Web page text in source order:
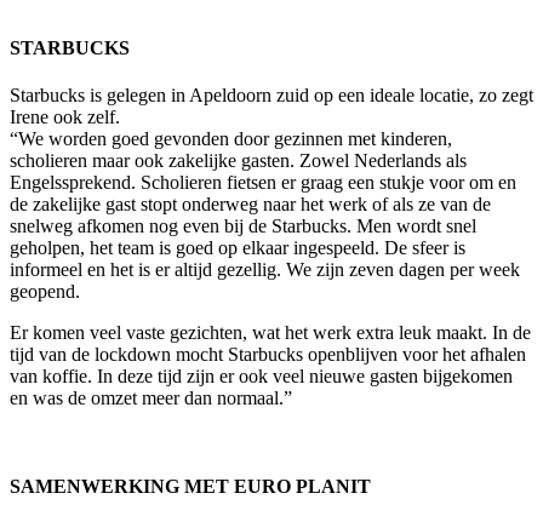
STARBUCKS
Starbucks is gelegen in Apeldoorn zuid op een ideale locatie, zo zegt
Irene ook zelf.
“We worden goed gevonden door gezinnen met kinderen,
scholieren maar ook zakelijke gasten. Zowel Nederlands als
Engelssprekend. Scholieren fietsen er graag een stukje voor om en
de zakelijke gast stopt onderweg naar het werk of als ze van de
snelweg afkomen nog even bij de Starbucks. Men wordt snel
geholpen, het team is goed op elkaar ingespeeld. De sfeer is
informeel en het is er altijd gezellig. We zijn zeven dagen per week
geopend.
Er komen veel vaste gezichten, wat het werk extra leuk maakt. In de
tijd van de lockdown mocht Starbucks openblijven voor het afhalen
van koffie. In deze tijd zijn er ook veel nieuwe gasten bijgekomen
en was de omzet meer dan normaal.”
SAMENWERKING MET EURO PLANIT